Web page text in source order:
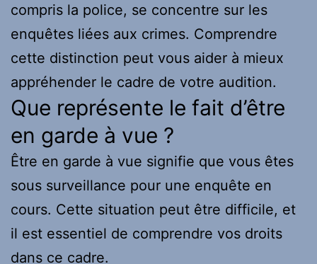
compris la police, se concentre sur les
enquêtes liées aux crimes. Comprendre
cette distinction peut vous aider à mieux
appréhender le cadre de votre audition.
Que représente le fait d’être
en garde à vue ?
Être en garde à vue signifie que vous êtes
sous surveillance pour une enquête en
cours. Cette situation peut être difficile, et
il est essentiel de comprendre vos droits
dans ce cadre.